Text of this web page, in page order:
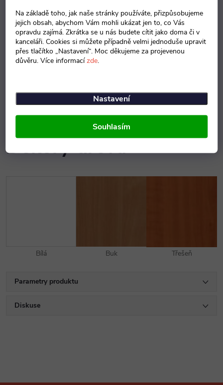
Na základě toho, jak naše stránky používáte, přizpůsobujeme
jejich obsah, abychom Vám mohli ukázat jen to, co Vás
opravdu zajímá. Zkrátka se u nás budete cítit jako doma či v
kanceláři. Cookies si můžete případně velmi jednoduše upravit
přes tlačítko „Nastavení“. Moc děkujeme za projevenou
důvěru. Více informacízde.
Nastavení
Souhlasím
Detailní popis produktu
Zdravotnické přístavné a mobilní kontejnery jsou vyráběny z desek
18 mm s ABS hranou 2 mm. Horní zásuvka je vybavena zámkem, za
příplatek je možnost dodat centrální zámek. Provedení kontejnerů je
Dekory dřeva
Bílá Buk Třešeň
Parametry produktu
Diskuse